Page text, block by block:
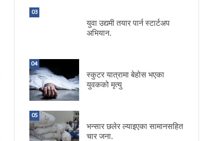
03
युवा उद्यमी तयार पार्न स्टार्टअप
अभियान.
04
स्कुटर यात्रामा बेहोस भएका
युवकको मृत्यु
05
भन्सार छलेर ल्याइएका सामानसहित
चार जना.